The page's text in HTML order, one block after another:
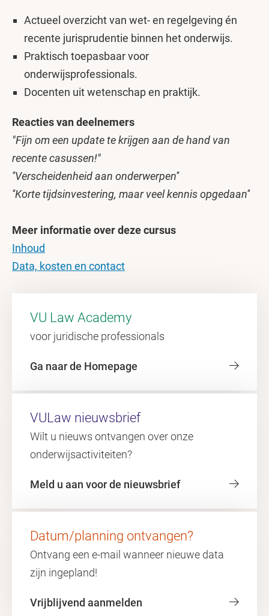
Actueel overzicht van wet- en regelgeving én
recente jurisprudentie binnen het onderwijs.
Praktisch toepasbaar voor
onderwijsprofessionals.
Docenten uit wetenschap en praktijk.
Reacties van deelnemers
"Fijn om een update te krijgen aan de hand van
recente casussen!"
''Verscheidenheid aan onderwerpen''
''Korte tijdsinvestering, maar veel kennis opgedaan''
Meer informatie over deze cursus
Inhoud
Data, kosten en contact
VU Law Academy
voor juridische professionals
Ga naar de Homepage
VULaw nieuwsbrief
Wilt u nieuws ontvangen over onze
onderwijsactiviteiten?
Meld u aan voor de nieuwsbrief
Datum/planning ontvangen?
Ontvang een e-mail wanneer nieuwe data
zijn ingepland!
Vrijblijvend aanmelden